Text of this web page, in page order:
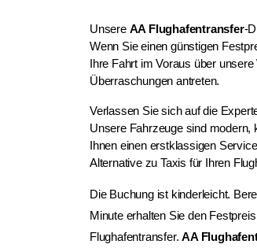
Unsere AA Flughafentransfer-
Wenn Sie einen günstigen
Ihre Fahrt im Voraus über
Überraschungen antreten.
Verlassen Sie sich auf die
Unsere Fahrzeuge sind modern,
Ihnen einen erstklassigen
Alternative zu Taxis für Ihren
Die Buchung ist kinderleicht.
Minute erhalten Sie den
Flughafentransfer.AA